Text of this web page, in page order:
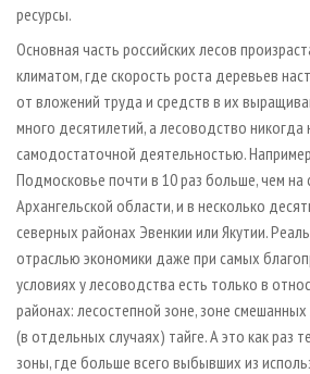
ресурсы.
Основная часть российских лесов
климатом, где скорость роста деревьев
от вложений труда и средств в их
много десятилетий, а лесоводство никогда
самодостаточной деятельностью.
Подмосковье почти в 10 раз больше, чем на
Архангельской области, и в несколько
северных районах Эвенкии или Якутии.
отраслью экономики даже при самых
условиях у лесоводства есть только в
районах: лесостепной зоне, зоне
(в отдельных случаях) тайге. А это как раз
зоны, где больше всего выбывших из